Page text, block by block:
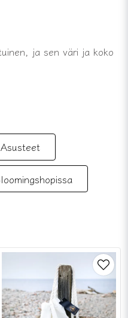
ja sen väri ja koko
Asusteet